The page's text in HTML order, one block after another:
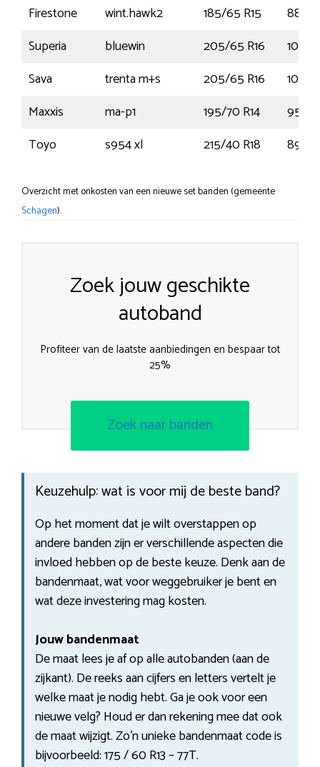
Firestone
wint.hawk2 185/65 R15
88T
Superia
bluewin 205/65 R16
107R
Sava
trenta m+s 205/65 R16
107T
Maxxis
ma-p1 195/70 R14
95V
Toyo
s954 xl 215/40 R18 89V
Overzicht met onkosten van een nieuwe set banden (gemeente
Schagen).
Zoek jouw geschikte
autoband
Profiteer van de laatste aanbiedingen en bespaar tot
25%
Zoek naar banden
Keuzehulp: wat is voor mij de beste band?
Op het moment dat je wilt overstappen op
andere banden zijn er verschillende aspecten die
invloed hebben op de beste keuze. Denk aan de
bandenmaat, wat voor weggebruiker je bent en
wat deze investering mag kosten.
Jouw bandenmaat
De maat lees je af op alle autobanden (aan de
zijkant). De reeks aan cijfers en letters vertelt je
welke maat je nodig hebt. Ga je ook voor een
nieuwe velg? Houd er dan rekening mee dat ook
de maat wijzigt. Zo’n unieke bandenmaat code is
bijvoorbeeld: 175 / 60 R13 – 77T.